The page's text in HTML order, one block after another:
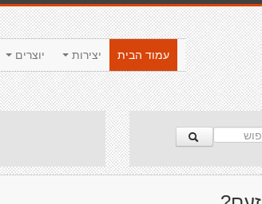
יוצרים יצירות
עמוד הבית